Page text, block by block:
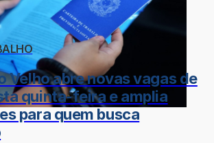
Velho abre novas vagas de
quinta-feira e amplia
para quem busca